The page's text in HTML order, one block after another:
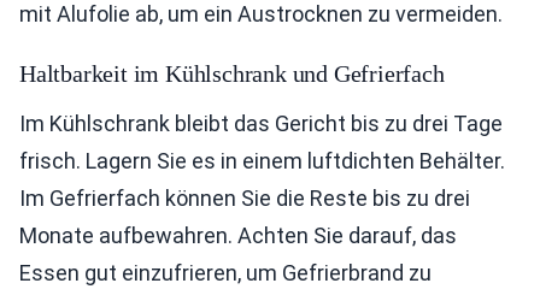
mit Alufolie ab, um ein Austrocknen zu vermeiden.
Haltbarkeit im Kühlschrank und Gefrierfach
Im Kühlschrank bleibt das Gericht bis zu drei Tage
frisch. Lagern Sie es in einem luftdichten Behälter.
Im Gefrierfach können Sie die Reste bis zu drei
Monate aufbewahren. Achten Sie darauf, das
Essen gut einzufrieren, um Gefrierbrand zu